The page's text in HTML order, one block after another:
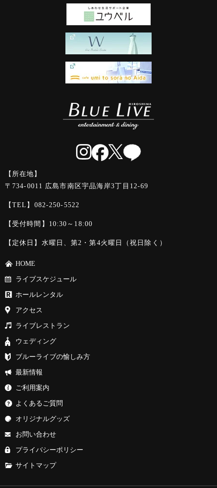
【所在地】
〒734-0011 広島市南区宇品海岸3丁目12-69
【TEL】 082-250-5522
【受付時間】10:30～18:00
【定休日】水曜日、第2・第4火曜日（祝日除く）
HOME
ライブスケジュール
ホールレンタル
アクセス
ライブレストラン
ウェディング
ブルーライブの愉しみ方
最新情報
ご利用案内
よくあるご質問
オリジナルグッズ
お問い合わせ
プライバシーポリシー
サイトマップ